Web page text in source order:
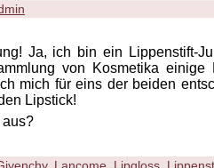
Ja, ich bin ein Lippenstift-
von Kosmetika einige
mich für eins der beiden
Lipstick!
aus?